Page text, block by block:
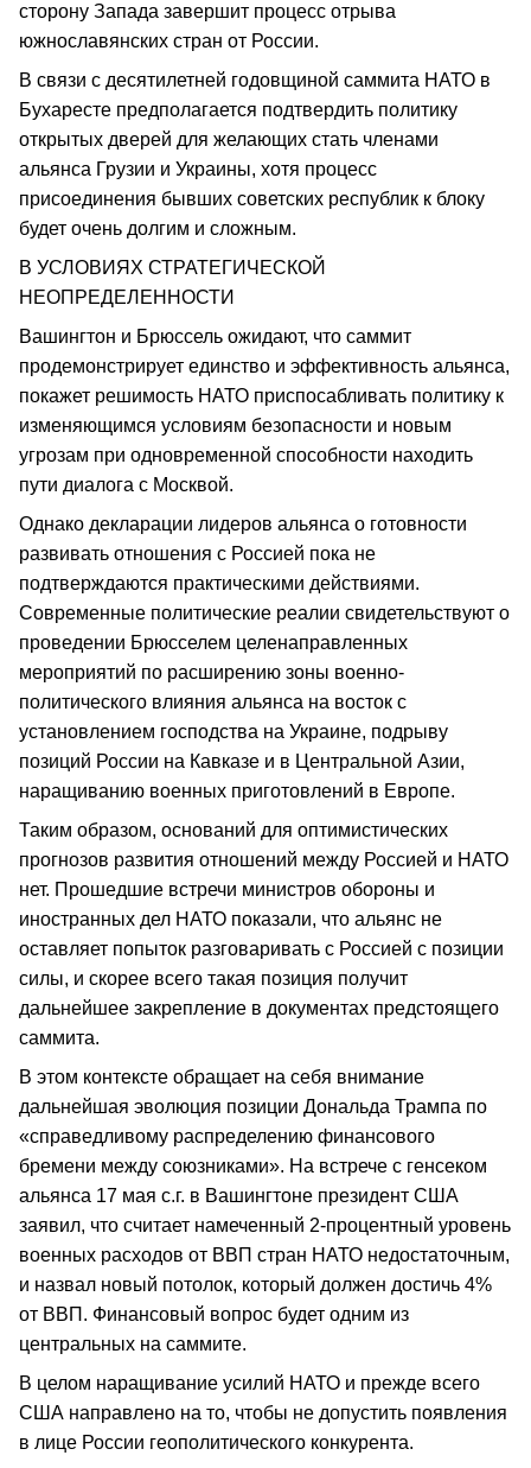
сторону Запада завершит процесс отрыва
южнославянских стран от России.
В связи с десятилетней годовщиной саммита НАТО в
Бухаресте предполагается подтвердить политику
открытых дверей для желающих стать членами
альянса Грузии и Украины, хотя процесс
присоединения бывших советских республик к блоку
будет очень долгим и сложным.
В УСЛОВИЯХ СТРАТЕГИЧЕСКОЙ
НЕОПРЕДЕЛЕННОСТИ
Вашингтон и Брюссель ожидают, что саммит
продемонстрирует единство и эффективность альянса,
покажет решимость НАТО приспосабливать политику к
изменяющимся условиям безопасности и новым
угрозам при одновременной способности находить
пути диалога с Москвой.
Однако декларации лидеров альянса о готовности
развивать отношения с Россией пока не
подтверждаются практическими действиями.
Современные политические реалии свидетельствуют о
проведении Брюсселем целенаправленных
мероприятий по расширению зоны военно-
политического влияния альянса на восток с
установлением господства на Украине, подрыву
позиций России на Кавказе и в Центральной Азии,
наращиванию военных приготовлений в Европе.
Таким образом, оснований для оптимистических
прогнозов развития отношений между Россией и НАТО
нет. Прошедшие встречи министров обороны и
иностранных дел НАТО показали, что альянс не
оставляет попыток разговаривать с Россией с позиции
силы, и скорее всего такая позиция получит
дальнейшее закрепление в документах предстоящего
саммита.
В этом контексте обращает на себя внимание
дальнейшая эволюция позиции Дональда Трампа по
«справедливому распределению финансового
бремени между союзниками». На встрече с генсеком
альянса 17 мая с.г. в Вашингтоне президент США
заявил, что считает намеченный 2-процентный уровень
военных расходов от ВВП стран НАТО недостаточным,
и назвал новый потолок, который должен достичь 4%
от ВВП. Финансовый вопрос будет одним из
центральных на саммите.
В целом наращивание усилий НАТО и прежде всего
США направлено на то, чтобы не допустить появления
в лице России геополитического конкурента.